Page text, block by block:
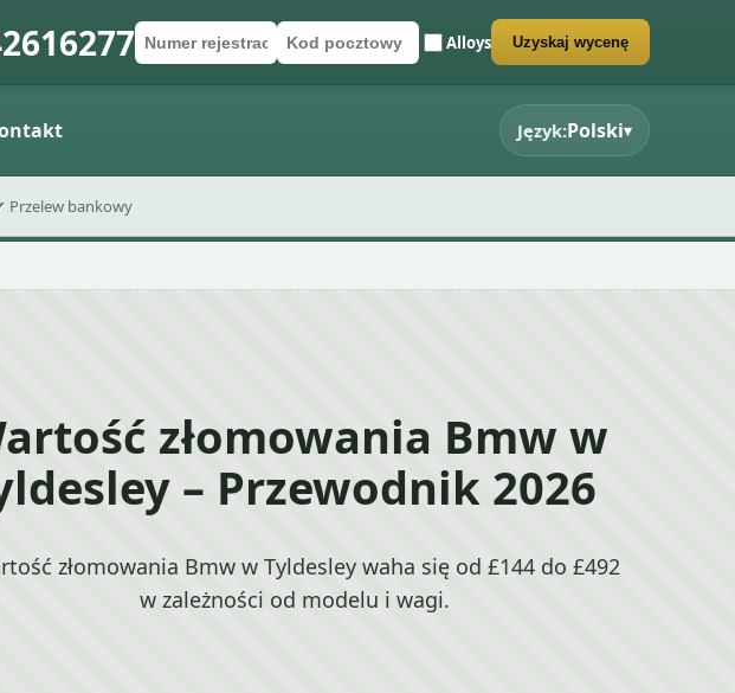
Numer rejestracyjny
Kod pocztowy Alloys
Wyślij formularz wyceny Uzyskaj wycenę
Język:Polski▾
Przelew bankowy
złomowania Bmw w
– Przewodnik 2026
złomowania Bmw w Tyldesley waha się od £144 do £492
w zależności od modelu i wagi.